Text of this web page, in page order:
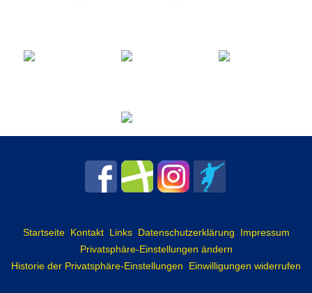
Startseite Kontakt Links Datenschutzerklärung
Impressum
Privatsphäre-Einstellungen ändern
Historie der Privatsphäre-Einstellungen
Einwilligungen widerrufen